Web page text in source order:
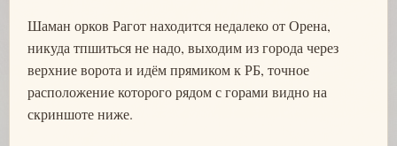
Шаман орков Рагот находится недалеко от Орена,
никуда тпшиться не надо, выходим из города через
верхние ворота и идём прямиком к РБ, точное
расположение которого рядом с горами видно на
скриншоте ниже.